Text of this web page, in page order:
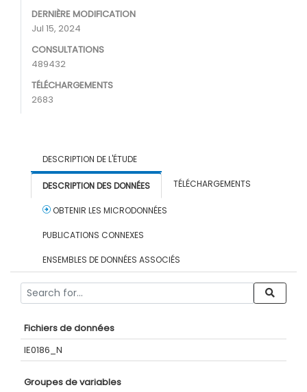
DERNIÈRE MODIFICATION
Jul 15, 2024
CONSULTATIONS
489432
TÉLÉCHARGEMENTS
2683
DESCRIPTION DE L'ÉTUDE
DESCRIPTION DES DONNÉES TÉLÉCHARGEMENTS
OBTENIR LES MICRODONNÉES
PUBLICATIONS CONNEXES
ENSEMBLES DE DONNÉES ASSOCIÉS
Fichiers de données
IE0186_N
Groupes de variables